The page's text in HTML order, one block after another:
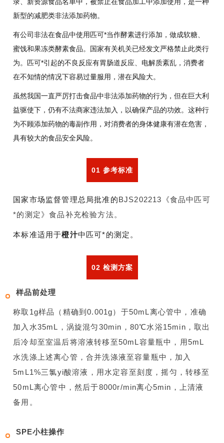
新型的减肥类非法添加药物。
有公司非法在食品中使用匹可*当作酵素进行添加，做成软糖、
蜜饯和果冻类酵素食品。国家有关机关已经发文严格禁止此类行
为。匹可*引起的不良反应有胃肠道反应、电解质紊乱，消费者
在不知情的情况下容易过量服用，潜在风险大。
虽然我国一直严厉打击食品中非法添加药物的行为，但在巨大利
益驱使下，仍有不法商家违法加入，以确保产品的功效。这种行
为不顾添加药物的毒副作用，对消费者的身体健康有潜在危害，
具有较大的食品安全风险。
01 参考标准
国家市场监督管理总局批准的BJS202213《食品中匹可
*的测定》食品补充检验方法。
本标准适用于橙汁中匹可*的测定。
02 检测方案
样品前处理
称取1g样品（精确到0.001g）于50mL离心管中，准确
加入水35mL，涡旋混匀30min，80℃水浴15min，取出
后冷却至室温后将溶液转移至50mL容量瓶中，用5mL
水洗涤上述离心管，合并洗涤液至容量瓶中，加入
5mL1%三氯yi酸溶液，用水定容至刻度，摇匀，转移至
50mL离心管中，然后于8000r/min离心5min，上清液
备用。
SPE小柱操作